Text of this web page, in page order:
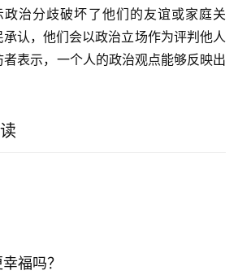
治分歧破坏了他们的友谊或家庭关
认，他们会以政治立场作为评判他人
表示，一个人的政治观点能够反映出
福吗？